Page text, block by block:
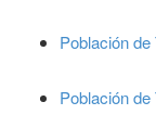
Población de
Población de